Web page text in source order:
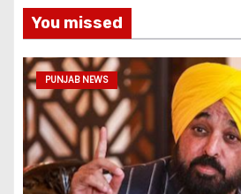
You missed
PUNJAB NEWS